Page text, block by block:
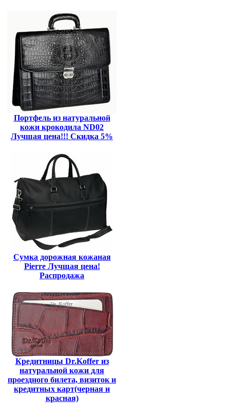
Портфель из натуральной
кожи крокодила ND02
Лучшая цена!!! Скидка 5%
Сумка дорожная кожаная
Pierre Лучщая цена!
Распродажа
Кредитницы Dr.Koffer из
натуральной кожи для
проездного билета, визиток и
кредитных карт(черная и
красная)